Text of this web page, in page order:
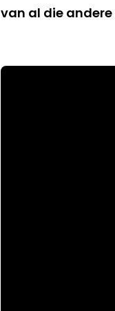
van al die